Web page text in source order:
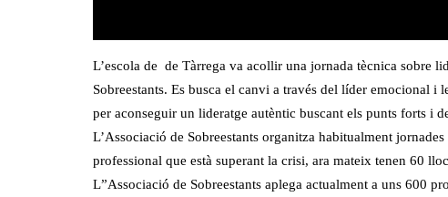
L’escola de de Tàrrega va acollir una jornada tècnica sobre
Sobreestants. Es busca el canvi a través del líder emocional i
per aconseguir un lideratge autèntic buscant els punts forts i
L’Associació de Sobreestants organitza habitualment
professional que està superant la crisi, ara mateix tenen 60
L”Associació de Sobreestants aplega actualment a uns 600